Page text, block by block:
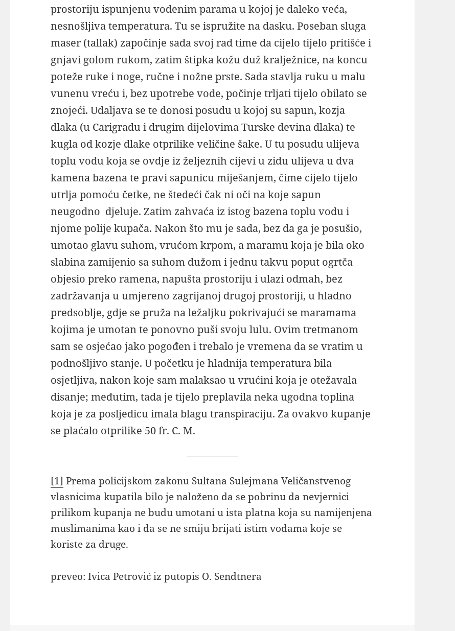
prostoriju ispunjenu vodenim parama u kojoj je daleko veća,
nesnošljiva temperatura. Tu se ispružite na dasku. Poseban sluga
maser (tallak) započinje sada svoj rad time da cijelo tijelo pritišće i
gnjavi golom rukom, zatim štipka kožu duž kralježnice, na koncu
poteže ruke i noge, ručne i nožne prste. Sada stavlja ruku u malu
vunenu vreću i, bez upotrebe vode, počinje trljati tijelo obilato se
znojeći. Udaljava se te donosi posudu u kojoj su sapun, kozja
dlaka (u Carigradu i drugim dijelovima Turske devina dlaka) te
kugla od kozje dlake otprilike veličine šake. U tu posudu ulijeva
toplu vodu koja se ovdje iz željeznih cijevi u zidu ulijeva u dva
kamena bazena te pravi sapunicu miješanjem, čime cijelo tijelo
utrlja pomoću četke, ne štedeći čak ni oči na koje sapun
neugodno djeluje. Zatim zahvaća iz istog bazena toplu vodu i
njome polije kupača. Nakon što mu je sada, bez da ga je posušio,
umotao glavu suhom, vrućom krpom, a maramu koja je bila oko
slabina zamijenio sa suhom dužom i jednu takvu poput ogrtča
objesio preko ramena, napušta prostoriju i ulazi odmah, bez
zadržavanja u umjereno zagrijanoj drugoj prostoriji, u hladno
predsoblje, gdje se pruža na ležaljku pokrivajući se maramama
kojima je umotan te ponovno puši svoju lulu. Ovim tretmanom
sam se osjećao jako pogođen i trebalo je vremena da se vratim u
podnošljivo stanje. U početku je hladnija temperatura bila
osjetljiva, nakon koje sam malaksao u vrućini koja je otežavala
disanje; međutim, tada je tijelo preplavila neka ugodna toplina
koja je za posljedicu imala blagu transpiraciju. Za ovakvo kupanje
se plaćalo otprilike 50 fr. C. M.
[1] Prema policijskom zakonu Sultana Sulejmana Veličanstvenog
vlasnicima kupatila bilo je naloženo da se pobrinu da nevjernici
prilikom kupanja ne budu umotani u ista platna koja su namijenjena
muslimanima kao i da se ne smiju brijati istim vodama koje se
koriste za druge.
preveo: Ivica Petrović iz putopis O. Sendtnera